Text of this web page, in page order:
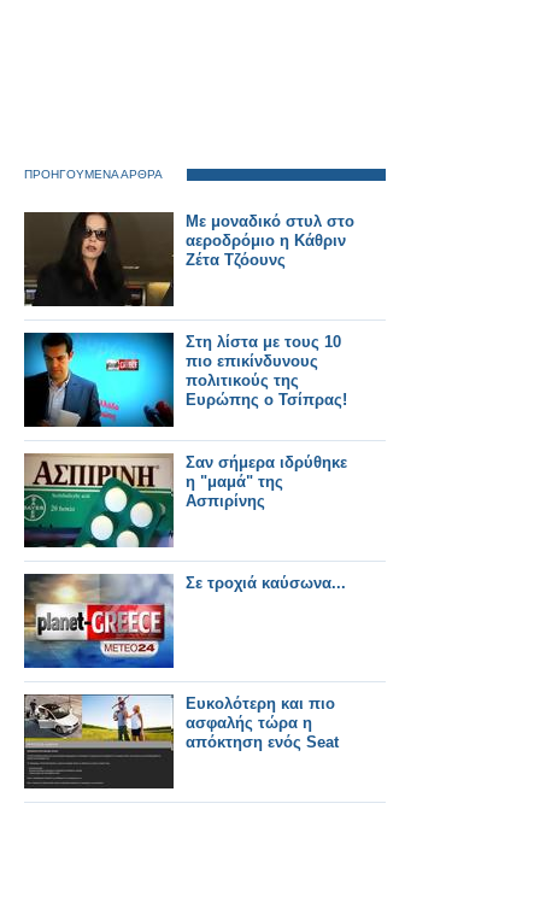
ΠΡΟΗΓΟΥΜΕΝΑ ΑΡΘΡΑ
Με μοναδικό στυλ στο
αεροδρόμιο η Κάθριν
Ζέτα Τζόουνς
Στη λίστα με τους 10
πιο επικίνδυνους
πολιτικούς της
Ευρώπης ο Τσίπρας!
Σαν σήμερα ιδρύθηκε
η "μαμά" της
Ασπιρίνης
Σε τροχιά καύσωνα...
Ευκολότερη και πιο
ασφαλής τώρα η
απόκτηση ενός Seat